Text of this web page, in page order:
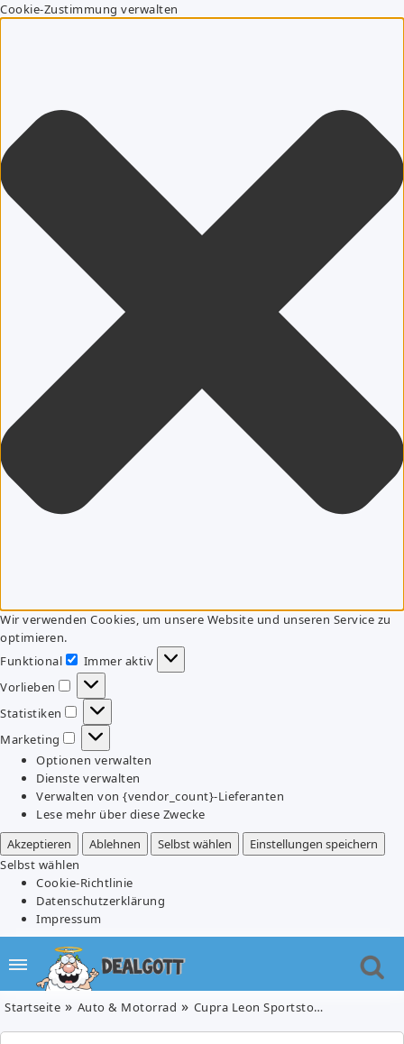
Cookie-Zustimmung verwalten
Wir verwenden Cookies, um unsere Website und unseren Service zu
optimieren.
Funktional
Funktional
Immer aktiv
Vorlieben
Vorlieben
Statistiken
Statistiken
Marketing
Marketing
Optionen verwalten
Dienste verwalten
Verwalten von {vendor_count}-Lieferanten
Lese mehr über diese Zwecke
Akzeptieren
Ablehnen Selbst wählen
Einstellungen speichern
Selbst wählen
Cookie-Richtlinie
Datenschutzerklärung
Impressum
Startseite Auto & Motorrad Cupra Leon Sportstourer VZ 4Drive (333 PS, Automatik) für 139€ netto/Monat (10.000 km/Jahr, 24 Monate, LF = 0,54)